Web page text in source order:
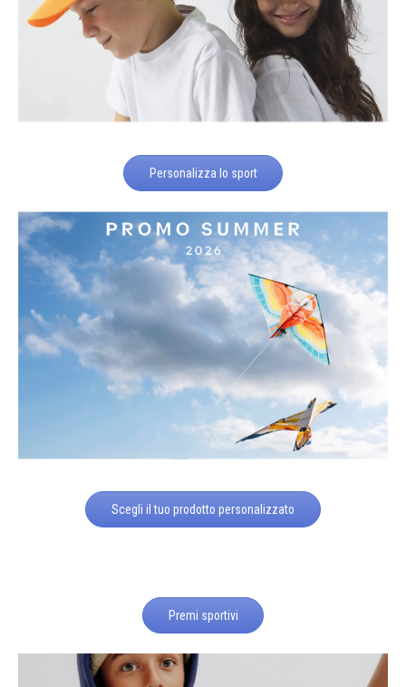
Personalizza lo sport
Scegli il tuo prodotto personalizzato
Premi sportivi